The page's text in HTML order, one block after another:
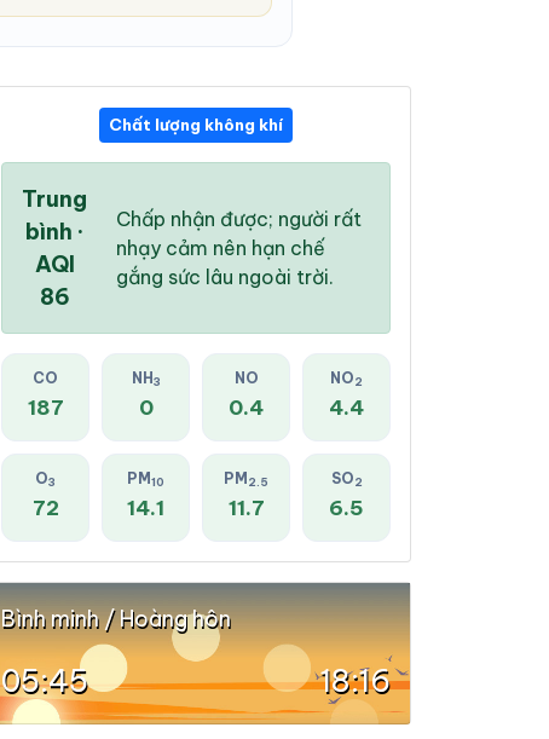
09:00 PM
28 °
1 %
Mây đen u ám
10:00 PM
0 %
Mây đen u ám
Chất lượng không khí
Trung
bình ·
AQI
86
Chấp nhận được; người rất
nhạy cảm nên hạn chế
gắng sức lâu ngoài trời.
CO
187
NH 3
0
NO
0.4
NO2
4.4
O3
72
PM 10
14.1
PM 2.5
11.7
SO2
6.5
Bình minh / Hoàng hôn
05:45 18:16